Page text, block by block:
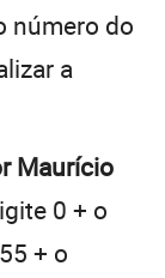
número do
a
Maurício
0 + o
+ o